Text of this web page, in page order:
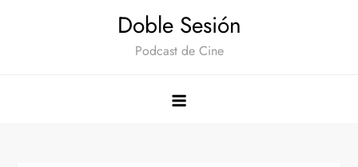
Doble Sesión
Podcast de Cine